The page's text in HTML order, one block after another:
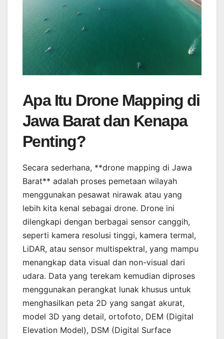
Apa Itu Drone Mapping di
Jawa Barat dan Kenapa
Penting?
Secara sederhana, **drone mapping di Jawa
Barat** adalah proses pemetaan wilayah
menggunakan pesawat nirawak atau yang
lebih kita kenal sebagai drone. Drone ini
dilengkapi dengan berbagai sensor canggih,
seperti kamera resolusi tinggi, kamera termal,
LiDAR, atau sensor multispektral, yang mampu
menangkap data visual dan non-visual dari
udara. Data yang terekam kemudian diproses
menggunakan perangkat lunak khusus untuk
menghasilkan peta 2D yang sangat akurat,
model 3D yang detail, ortofoto, DEM (Digital
Elevation Model), DSM (Digital Surface